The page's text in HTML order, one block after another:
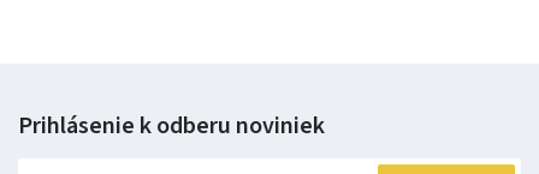
Prihlásenie k odberu noviniek